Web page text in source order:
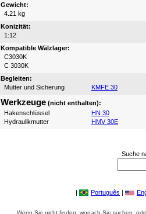
Gewicht:
4.21 kg
Konizität:
1:12
Kompatible Wälzlager:
C3030K
C 3030K
Begleiten:
Mutter und Sicherung
KMFE 30
Werkzeuge (nicht enthalten):
Hakenschlüssel
HN 30
Hydraulikmutter
HMV 30E
Suche
| Português |
Wenn Sie nicht finden, wonach Sie suchen,